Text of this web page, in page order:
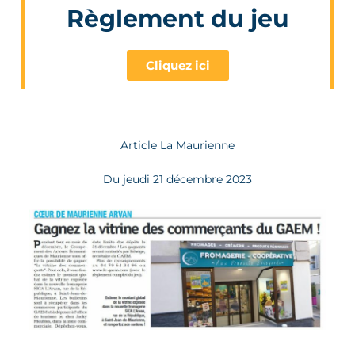
Règlement du jeu
Cliquez ici
Article La Maurienne
Du jeudi 21 décembre 2023